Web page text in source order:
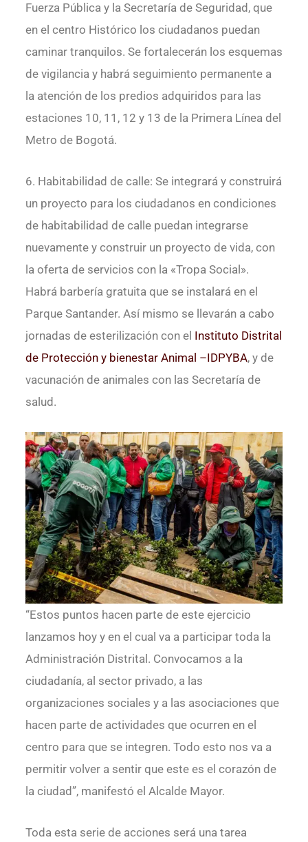
Fuerza Pública y la Secretaría de Seguridad, que
en el centro Histórico los ciudadanos puedan
caminar tranquilos. Se fortalecerán los esquemas
de vigilancia y habrá seguimiento permanente a
la atención de los predios adquiridos para las
estaciones 10, 11, 12 y 13 de la Primera Línea del
Metro de Bogotá.
6. Habitabilidad de calle: Se integrará y construirá
un proyecto para los ciudadanos en condiciones
de habitabilidad de calle puedan integrarse
nuevamente y construir un proyecto de vida, con
la oferta de servicios con la «Tropa Social».
Habrá barbería gratuita que se instalará en el
Parque Santander. Así mismo se llevarán a cabo
jornadas de esterilización con el Instituto Distrital
de Protección y bienestar Animal –IDPYBA, y de
vacunación de animales con las Secretaría de
salud.
“Estos puntos hacen parte de este ejercicio
lanzamos hoy y en el cual va a participar toda la
Administración Distrital. Convocamos a la
ciudadanía, al sector privado, a las
organizaciones sociales y a las asociaciones que
hacen parte de actividades que ocurren en el
centro para que se integren. Todo esto nos va a
permitir volver a sentir que este es el corazón de
la ciudad”, manifestó el Alcalde Mayor.
Toda esta serie de acciones será una tarea